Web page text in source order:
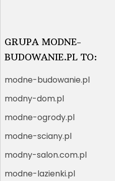
GRUPA MODNE-
BUDOWANIE.PL TO:
modne-budowanie.pl
modny-dom.pl
modne-ogrody.pl
modne-sciany.pl
modny-salon.com.pl
modne-lazienki.pl